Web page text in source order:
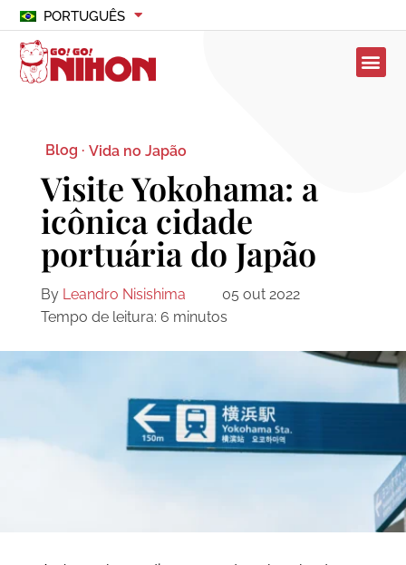
PORTUGUÊS
Blog · Vida no Japão
Visite Yokohama: a
icônica cidade
portuária do Japão
By Leandro Nisishima
05 out 2022
Tempo de leitura: 6 minutos